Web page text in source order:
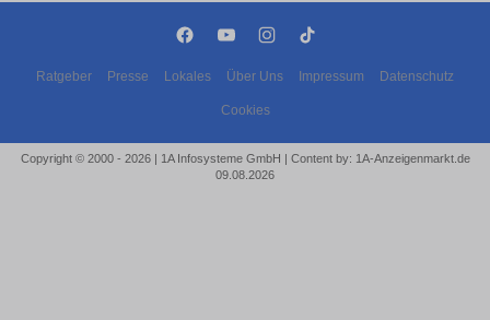
Ratgeber Presse Lokales Über Uns Impressum Datenschutz
Cookies
Copyright © 2000 - 2026 | 1A Infosysteme GmbH | Content by: 1A-Anzeigenmarkt.de
09.08.2026